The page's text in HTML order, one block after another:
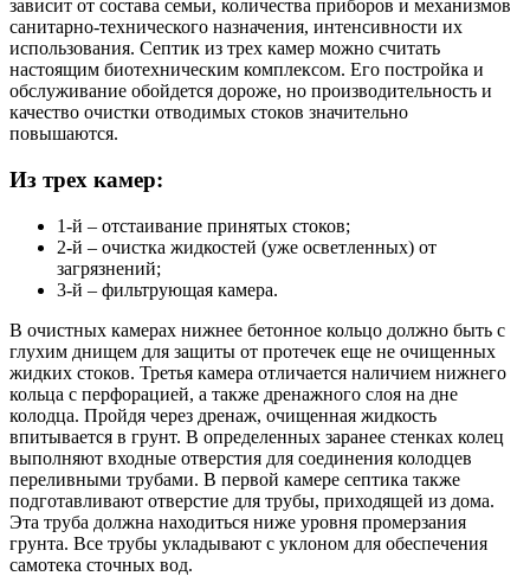
зависит от состава семьи, количества приборов и механизмов
санитарно-технического назначения, интенсивности их
использования. Септик из трех камер можно считать
настоящим биотехническим комплексом. Его постройка и
обслуживание обойдется дороже, но производительность и
качество очистки отводимых стоков значительно
повышаются.
Из трех камер:
1-й – отстаивание принятых стоков;
2-й – очистка жидкостей (уже осветленных) от
загрязнений;
3-й – фильтрующая камера.
В очистных камерах нижнее бетонное кольцо должно быть с
глухим днищем для защиты от протечек еще не очищенных
жидких стоков. Третья камера отличается наличием нижнего
кольца с перфорацией, а также дренажного слоя на дне
колодца. Пройдя через дренаж, очищенная жидкость
впитывается в грунт. В определенных заранее стенках колец
выполняют входные отверстия для соединения колодцев
переливными трубами. В первой камере септика также
подготавливают отверстие для трубы, приходящей из дома.
Эта труба должна находиться ниже уровня промерзания
грунта. Все трубы укладывают с уклоном для обеспечения
самотека сточных вод.